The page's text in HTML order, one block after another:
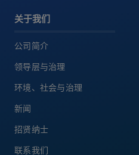
关于我们
公司简介
领导层与治理
环境、社会与治理
新闻
招贤纳士
联系我们